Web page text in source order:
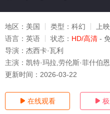
地区： 美国 类型： 科幻 上
语言： 英语 状态： HD/高清 -
导演： 杰西卡·瓦利
主演： 凯特·玛拉,劳伦斯·菲什伯
更新时间： 2026-03-22
 在线观看 